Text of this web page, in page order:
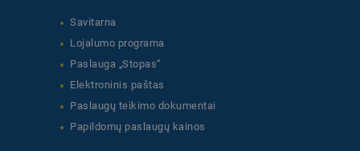
Savitarna
Lojalumo programa
Paslauga „Stopas“
Elektroninis paštas
Paslaugų teikimo dokumentai
Papildomų paslaugų kainos